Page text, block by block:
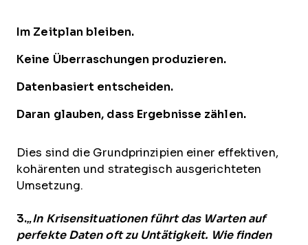
Im Zeitplan bleiben.
Keine Überraschungen produzieren.
Datenbasiert entscheiden.
Daran glauben, dass Ergebnisse zählen.
Dies sind die Grundprinzipien einer effektiven,
kohärenten und strategisch ausgerichteten
Umsetzung.
3.„In Krisensituationen führt das Warten auf
perfekte Daten oft zu Untätigkeit. Wie finden